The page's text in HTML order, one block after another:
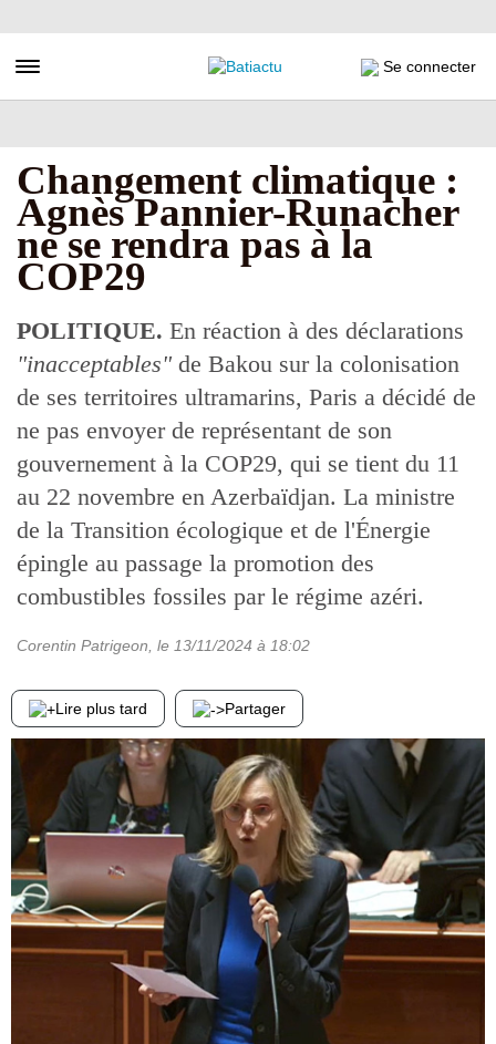
au
principal
Toggle navigation Se connecter
Changement climatique :
Agnès Pannier-Runacher
ne se rendra pas à la
COP29
POLITIQUE. En réaction à des déclarations
"inacceptables"de Bakou sur la colonisation
de ses territoires ultramarins, Paris a décidé de
ne pas envoyer de représentant de son
gouvernement à la COP29, qui se tient du 11
au 22 novembre en Azerbaïdjan. La ministre
de la Transition écologique et de l'Énergie
épingle au passage la promotion des
combustibles fossiles par le régime azéri.
Corentin Patrigeon , le 13/11/2024 à 18:02
Lire plus tard Partager